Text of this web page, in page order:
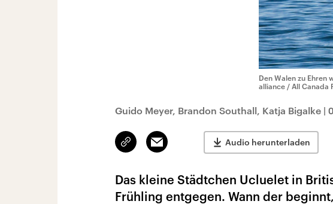
Den Walen zu Ehren
alliance / All Canada
Guido Meyer, Brandon Southall, Katja Bigalke |
Link
kopieren/teilen
Email Audio herunterladen
Das kleine Städtchen Ucluelet in
Frühling entgegen. Wann der